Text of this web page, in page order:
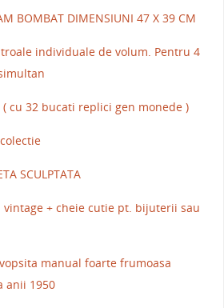
BOMBAT DIMENSIUNI 47 X 39 CM
individuale de volum. Pentru 4
cu 32 bucati replici gen monede )
SCULPTATA
+ cheie cutie pt. bijuterii sau
manual foarte frumoasa
anii 1950